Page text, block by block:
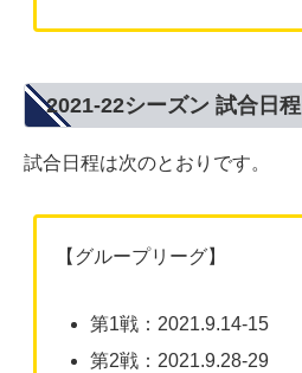
2021-22シーズン 試合日程
試合日程は次のとおりです。
【グループリーグ】
第1戦：2021.9.14-15
第2戦：2021.9.28-29